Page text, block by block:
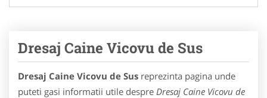
Dresaj Caine Vicovu de Sus
Dresaj Caine Vicovu de Sus reprezinta pagina unde
puteti gasi informatii utile despre Dresaj Caine Vicovu de